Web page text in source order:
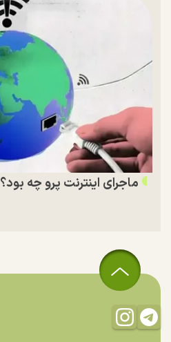
ماجرای اینترنت پرو چه بود؟